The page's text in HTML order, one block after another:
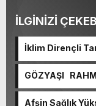
İLGİNİZİ
İklim Dirençli
GÖZYAŞI
Afşin Sağlık